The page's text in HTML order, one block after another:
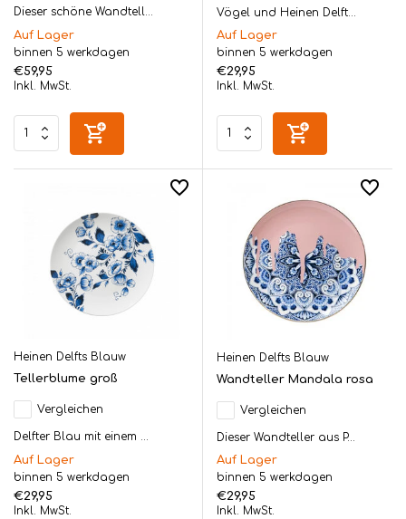
Dieser schöne Wandtell...
Auf Lager
binnen 5 werkdagen
€59,95
Inkl. MwSt.
Vögel und Heinen Delft...
Auf Lager
binnen 5 werkdagen
€29,95
Inkl. MwSt.
Heinen Delfts Blauw
Tellerblume groß
Vergleichen
Delfter Blau mit einem ...
Auf Lager
binnen 5 werkdagen
€29,95
Inkl. MwSt.
Heinen Delfts Blauw
Wandteller Mandala rosa
Vergleichen
Dieser Wandteller aus P...
Auf Lager
binnen 5 werkdagen
€29,95
Inkl. MwSt.